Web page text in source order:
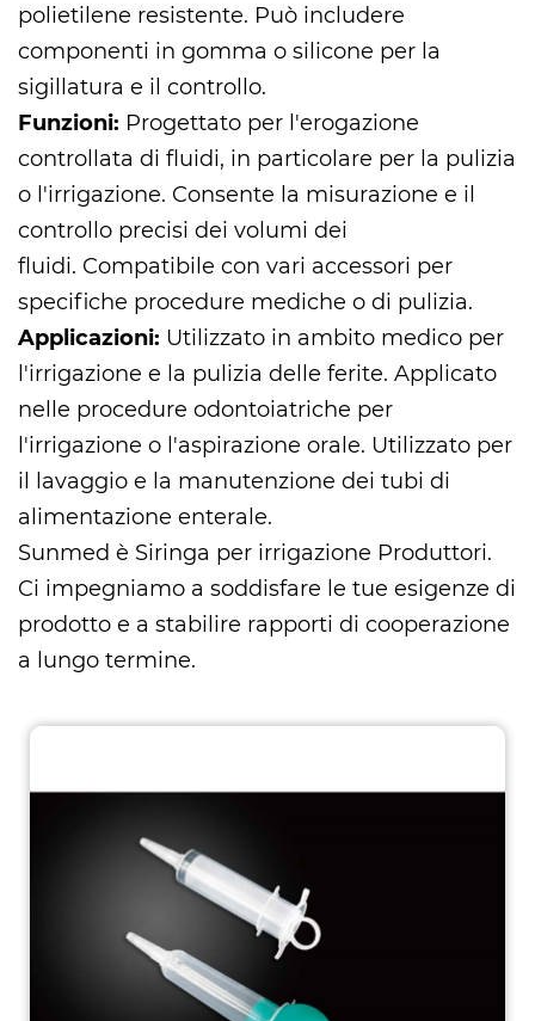
polietilene resistente. Può includere
componenti in gomma o silicone per la
sigillatura e il controllo.
Funzioni: Progettato per l'erogazione
controllata di fluidi, in particolare per la pulizia
o l'irrigazione. Consente la misurazione e il
controllo precisi dei volumi dei
fluidi. Compatibile con vari accessori per
specifiche procedure mediche o di pulizia.
Applicazioni: Utilizzato in ambito medico per
l'irrigazione e la pulizia delle ferite. Applicato
nelle procedure odontoiatriche per
l'irrigazione o l'aspirazione orale. Utilizzato per
il lavaggio e la manutenzione dei tubi di
alimentazione enterale.
Sunmed è Siringa per irrigazione Produttori.
Ci impegniamo a soddisfare le tue esigenze di
prodotto e a stabilire rapporti di cooperazione
a lungo termine.